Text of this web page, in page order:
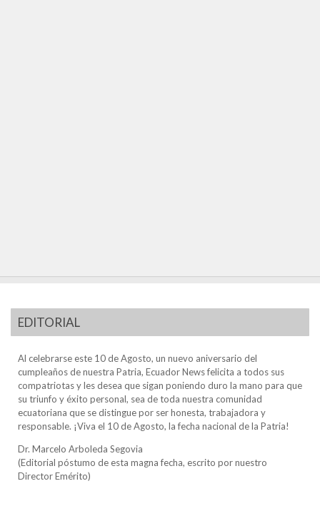
EDITORIAL
Al celebrarse este 10 de Agosto, un nuevo aniversario del
cumpleaños de nuestra Patria, Ecuador News felicita a todos sus
compatriotas y les desea que sigan poniendo duro la mano para que
su triunfo y éxito personal, sea de toda nuestra comunidad
ecuatoriana que se distingue por ser honesta, trabajadora y
responsable. ¡Viva el 10 de Agosto, la fecha nacional de la Patria!
Dr. Marcelo Arboleda Segovia
(Editorial póstumo de esta magna fecha, escrito por nuestro
Director Emérito)